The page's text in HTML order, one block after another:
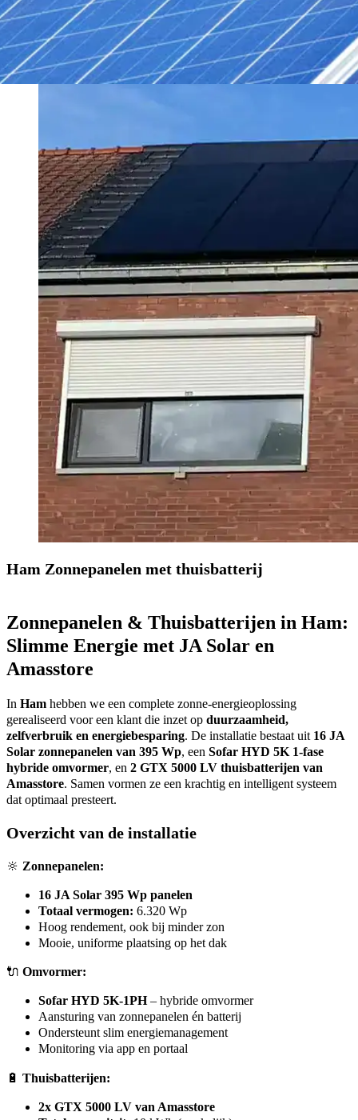
Ham Zonnepanelen met thuisbatterij
Zonnepanelen & Thuisbatterijen in Ham:
Slimme Energie met JA Solar en
Amasstore
In Ham hebben we een complete zonne-energieoplossing
gerealiseerd voor een klant die inzet op duurzaamheid,
zelfverbruik en energiebesparing. De installatie bestaat uit 16 JA
Solar zonnepanelen van 395 Wp, een Sofar HYD 5K 1-fase
hybride omvormer, en 2 GTX 5000 LV thuisbatterijen van
Amasstore. Samen vormen ze een krachtig en intelligent systeem
dat optimaal presteert.
Overzicht van de installatie
🔆 Zonnepanelen:
16 JA Solar 395 Wp panelen
Totaal vermogen: 6.320 Wp
Hoog rendement, ook bij minder zon
Mooie, uniforme plaatsing op het dak
🔌 Omvormer:
Sofar HYD 5K-1PH– hybride omvormer
Aansturing van zonnepanelen én batterij
Ondersteunt slim energiemanagement
Monitoring via app en portaal
🔋 Thuisbatterijen:
2x GTX 5000 LV van Amasstore